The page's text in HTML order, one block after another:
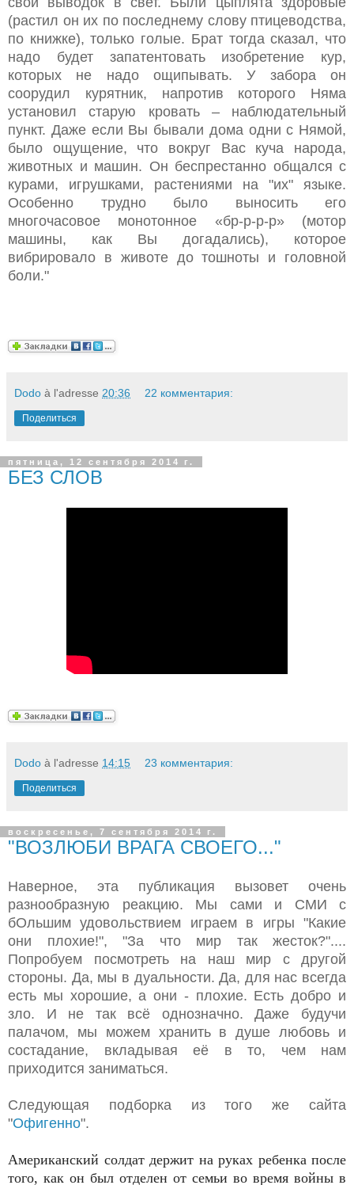
(растил он их по последнему слову птицеводства,
по книжке), только голые. Брат тогда сказал, что
надо будет запатентовать изобретение кур,
которых не надо ощипывать. У забора он
соорудил курятник, напротив которого Няма
установил старую кровать – наблюдательный
пункт. Даже если Вы бывали дома одни с Нямой,
было ощущение, что вокруг Вас куча народа,
животных и машин. Он беспрестанно общался с
курами, игрушками, растениями на "их" языке.
Особенно трудно было выносить его
многочасовое монотонное «бр-р-р-р» (мотор
машины, как Вы догадались), которое
вибрировало в животе до тошноты и головной
боли."
Dodo à l'adresse 20:36 22 комментария:
Поделиться
пятница, 12 сентября 2014 г.
БЕЗ СЛОВ
Dodo à l'adresse 14:15 23 комментария:
Поделиться
воскресенье, 7 сентября 2014 г.
"ВОЗЛЮБИ ВРАГА СВОЕГО..."
Наверное, эта публикация вызовет очень
разнообразную реакцию. Мы сами и СМИ с
бОльшим удовольствием играем в игры "Какие
они плохие!", "За что мир так жесток?"....
Попробуем посмотреть на наш мир с другой
стороны. Да, мы в дуальности. Да, для нас всегда
есть мы хорошие, а они - плохие. Есть добро и
зло. И не так всё однозначно. Даже будучи
палачом, мы можем хранить в душе любовь и
состадание, вкладывая её в то, чем нам
приходится заниматься.
Следующая подборка из того же сайта
"Офигенно".
Американский солдат держит на руках ребенка после
того, как он был отделен от семьи во время войны в